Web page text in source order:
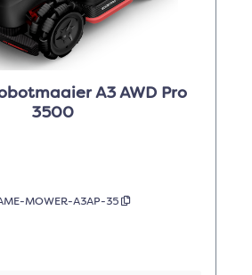
A3 AWD Pro
3500
MOWER-A3AP-35